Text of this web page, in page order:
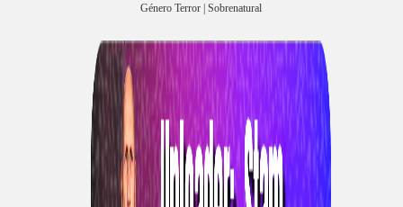
Género Terror | Sobrenatural